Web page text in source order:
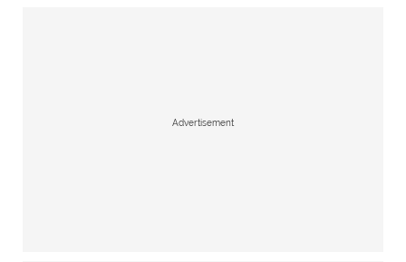
Advertisement